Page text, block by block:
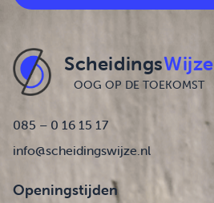
ScheidingsWijze
OOG OP DE TOEKOMST
085 – 0 16 15 17
info@scheidingswijze.nl
Openingstijden